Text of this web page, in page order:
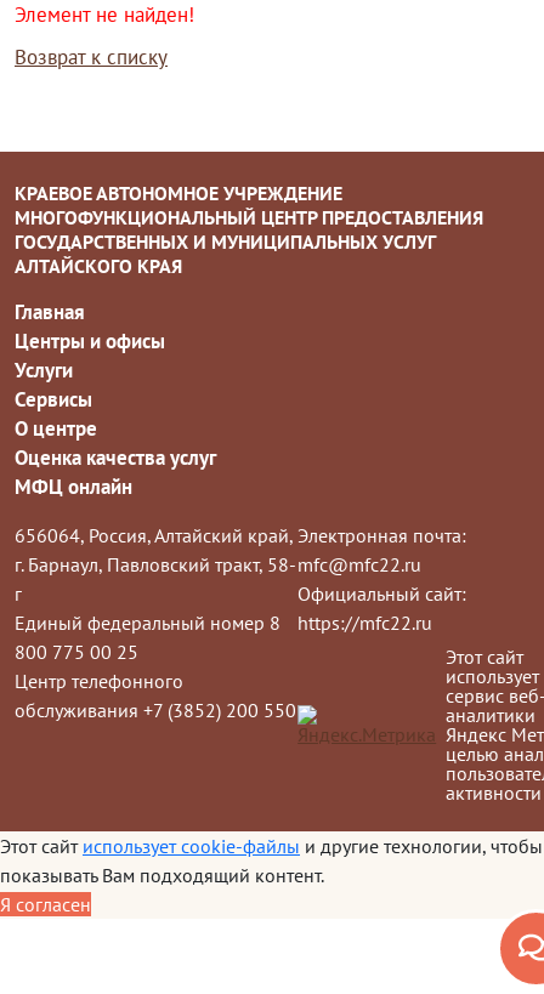
Элемент не найден!
Возврат к списку
КРАЕВОЕ АВТОНОМНОЕ УЧРЕЖДЕНИЕ
МНОГОФУНКЦИОНАЛЬНЫЙ ЦЕНТР ПРЕДОСТАВЛЕНИЯ
ГОСУДАРСТВЕННЫХ И МУНИЦИПАЛЬНЫХ УСЛУГ
АЛТАЙСКОГО КРАЯ
Главная
Центры и офисы
Услуги
Сервисы
О центре
Оценка качества услуг
МФЦ онлайн
656064, Россия, Алтайский край,
г. Барнаул, Павловский тракт, 58-
г
Единый федеральный номер 8
800 775 00 25
Центр телефонного
обслуживания +7 (3852) 200 550
Электронная почта:
mfc@mfc22.ru
Официальный сайт:
https://mfc22.ru
Этот сайт
использует
сервис
аналитики
Яндекс
целью
активности
Этот сайт использует cookie-файлы и другие технологии, чтобы
показывать Вам подходящий контент.
Я согласен